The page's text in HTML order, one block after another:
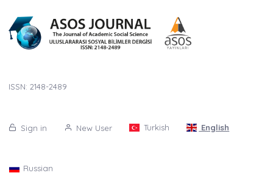
ISSN: 2148-2489
Sign in New User Turkish English
Russian